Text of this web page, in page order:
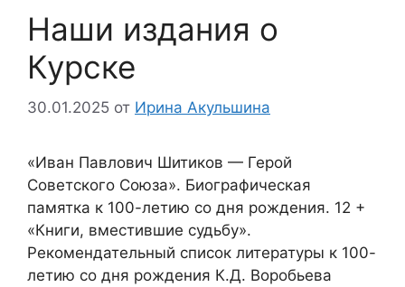
Наши издания о
Курске
30.01.2025 от Ирина Акульшина
«Иван Павлович Шитиков — Герой
Советского Союза». Биографическая
памятка к 100-летию со дня рождения. 12 +
«Книги, вместившие судьбу».
Рекомендательный список литературы к 100-
летию со дня рождения К.Д. Воробьева